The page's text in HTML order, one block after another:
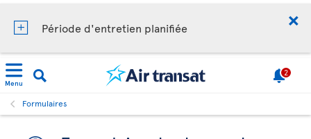
Période d'entretien planifiée
Menu
2
Formulaires